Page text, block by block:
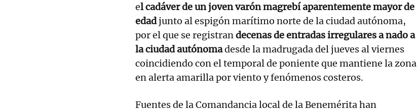
el cadáver de un joven varón magrebí aparentemente mayor de
edadjunto al espigón marítimo norte de la ciudad autónoma,
por el que se registrandecenas de entradas irregulares a nado a
la ciudad autónomadesde la madrugada del jueves al viernes
coincidiendo con el temporal de poniente que mantiene la zona
en alerta amarilla por viento y fenómenos costeros.
Fuentes de la Comandancia local de la Benemérita han